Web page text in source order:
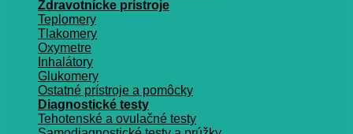
Zdravotnícke prístroje
Teplomery
Tlakomery
Oxymetre
Inhalátory
Glukomery
Ostatné prístroje a pomôcky
Diagnostické testy
Tehotenské a ovulačné testy